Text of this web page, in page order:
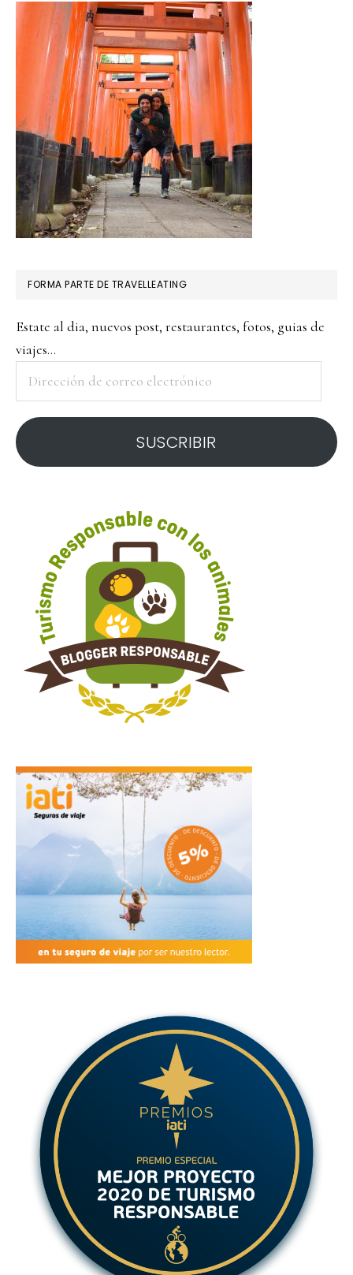
FORMA PARTE DE TRAVELLEATING
Estate al dia, nuevos post, restaurantes, fotos, guias de
viajes...
correo
electrónico
SUSCRIBIR